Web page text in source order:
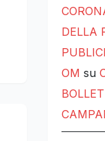
DELLA
OM su